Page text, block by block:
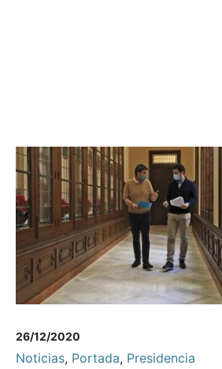
26/12/2020
Noticias, Portada, Presidencia